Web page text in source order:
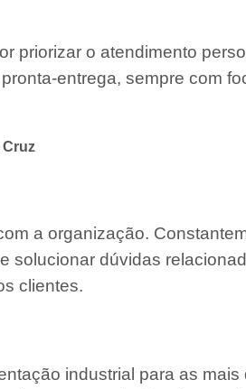
priorizar o atendimento
entrega, sempre com
a organização.
solucionar dúvidas
clientes.
industrial para as